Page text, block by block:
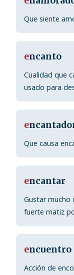
Que siente
encanto
Cualidad que
usado para
e
Que causa
encantar
Gustar mucho
fuerte matiz
encuentro
Acción de